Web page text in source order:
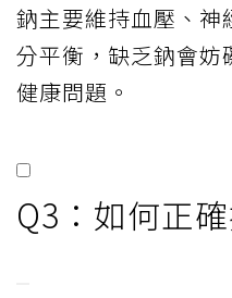
鈉主要維持血壓、
分平衡，缺乏鈉會妨
健康問題。
Q3：如何正